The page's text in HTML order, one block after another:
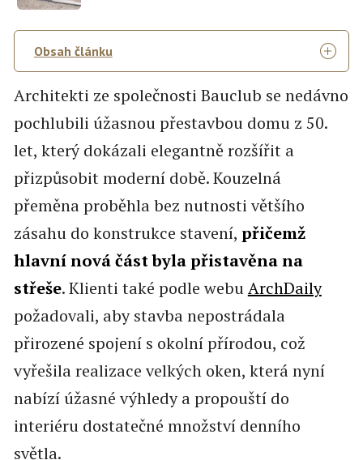
Obsah článku
Architekti ze společnosti Bauclub se nedávno
pochlubili úžasnou přestavbou domu z 50.
let, který dokázali elegantně rozšířit a
přizpůsobit moderní době. Kouzelná
přeměna proběhla bez nutnosti většího
zásahu do konstrukce stavení, přičemž
hlavní nová část byla přistavěna na
střeše. Klienti také podle webuArchDaily
požadovali, aby stavba nepostrádala
přirozené spojení s okolní přírodou, což
vyřešila realizace velkých oken, která nyní
nabízí úžasné výhledy a propouští do
interiéru dostatečné množství denního
světla.